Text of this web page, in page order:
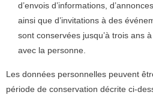
d’envois d’informations,
ainsi que d’invitations à des
sont conservées jusqu’à trois ans
avec la personne.
Les données personnelles peuvent
période de conservation décrite ci-